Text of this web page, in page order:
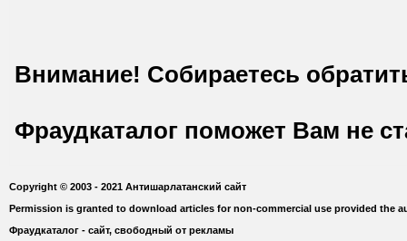
Внимание! Собираетесь
Фраудкаталог поможет Вам не
Copyright © 2003 - 2021 Антишарлатанский сайт
Permission is granted to download articles for non-commercial use provided the
Фраудкаталог - сайт, свободный от рекламы